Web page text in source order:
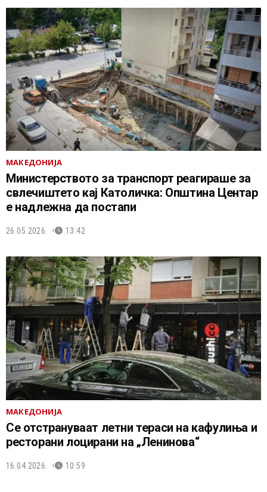
МАКЕДОНИЈА
Министерството за транспорт реагираше за
свлечиштето кај Католичка: Општина Центар
е надлежна да постапи
26.05.2026. 13:42
МАКЕДОНИЈА
Се отстрануваат летни тераси на кафулиња и
ресторани лоцирани на „Ленинова“
16.04.2026. 10:59